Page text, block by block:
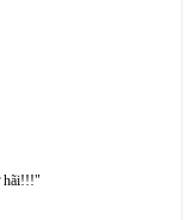
hãi!!!"